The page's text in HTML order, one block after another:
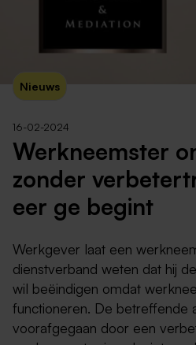
Nieuws
16-02-2024
Werkneemster
zonder
eer ge begint
Werkgever laat een
dienstverband weten dat hij
wil beëindigen omdat
functioneren. De betreffende
voorafgegaan door een